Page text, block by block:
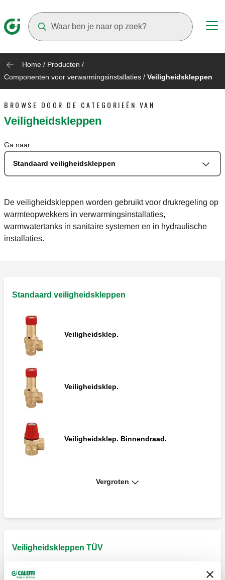
Home / Producten /
Componenten voor verwarmingsinstallaties / Veiligheidskleppen
BROWSE DOOR DE CATEGORIEËN VAN
Veiligheidskleppen
Ga naar
Standaard veiligheidskleppen
De veiligheidskleppen worden gebruikt voor drukregeling op
warmteopwekkers in verwarmingsinstallaties,
warmwatertanks in sanitaire systemen en in hydraulische
installaties.
Standaard veiligheidskleppen
Veiligheidsklep.
Veiligheidsklep.
Veiligheidsklep. Binnendraad.
manometer.
Vergroten
Veiligheidskleppen TÜV